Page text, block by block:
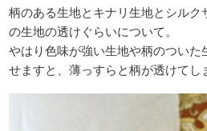
柄のある生地とキナリ生地とシルク
の生地の透けぐらいについて。
やはり色味が強い生地や柄のついた
せますと、薄っすらと柄が透けてし